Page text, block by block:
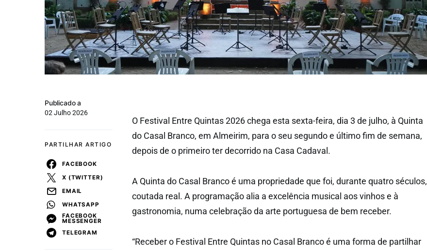
Publicado a
02 Julho 2026
PARTILHAR ARTIGO
FACEBOOK
X (TWITTER)
EMAIL
WHATSAPP
FACEBOOK
MESSENGER
TELEGRAM
O Festival Entre Quintas 2026 chega esta sexta-feira, dia 3 de julho, à Quinta
do Casal Branco, em Almeirim, para o seu segundo e último fim de semana,
depois de o primeiro ter decorrido na Casa Cadaval.
A Quinta do Casal Branco é uma propriedade que foi, durante quatro séculos,
coutada real. A programação alia a excelência musical aos vinhos e à
gastronomia, numa celebração da arte portuguesa de bem receber.
“Receber o Festival Entre Quintas no Casal Branco é uma forma de partilhar